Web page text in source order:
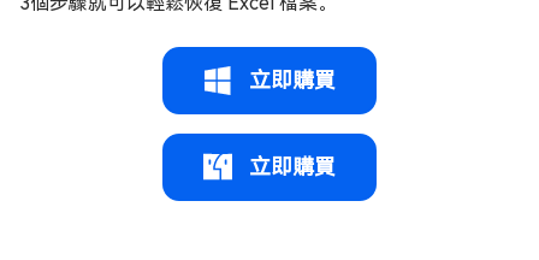
立即購買
立即購買